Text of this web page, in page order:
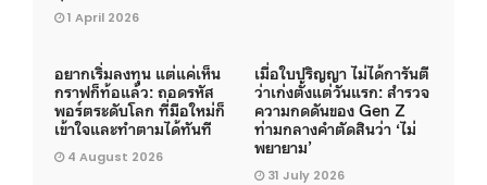
1 April 2026
อยากเริ่มลงทุน แต่แค่เห็น
กราฟก็ท้อแล้ว: ถอดรหัส
พอร์ตระดับโลก ที่มือใหม่ก็
เข้าใจและทำตามได้ทันที
4 August 2026
เมื่อใบปริญญา ไม่ได้การันตี
ว่าเก่งตั้งแต่วันแรก: สำรวจ
ความกดดันของ Gen Z
ท่ามกลางคำตัดสินว่า ‘ไม่
พยายาม’
31 July 2026